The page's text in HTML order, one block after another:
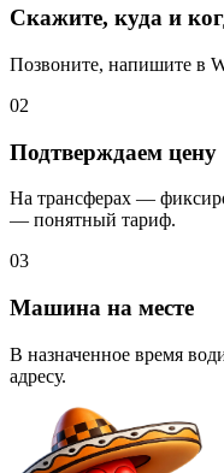
Скажите, куда и
Позвоните, напишите в
02
Подтверждаем цену
На трансферах —
— понятный тариф.
03
Машина на месте
В назначенное время
адресу.